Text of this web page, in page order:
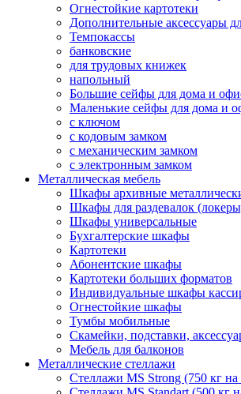
Огнестойкие картотеки
Дополнительные аксессуары
Темпокассы
банковские
для трудовых книжек
напольный
Большие сейфы для дома и
Маленькие сейфы для дома и
с ключом
с кодовым замком
с механическим замком
с электронным замком
Металлическая мебель
Шкафы архивные
Шкафы для раздевалок
Шкафы универсальные
Бухгалтерские шкафы
Картотеки
Абонентские шкафы
Картотеки больших форматов
Индивидуальные шкафы
Огнестойкие шкафы
Тумбы мобильные
Скамейки, подставки,
Мебель для балконов
Металлические стеллажи
Стеллажи MS Strong (750 кг